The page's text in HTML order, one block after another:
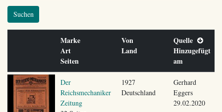
Suchen
Marke
Art
Seiten
Von
Land
Quelle
Hinzugefügt
am
Der
Reichsmechaniker
Zeitung
1927
Deutschland
Gerhard
Eggers
29.02.2020